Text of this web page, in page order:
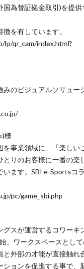
国為替証拠金取引)を提
を有しています。
qr_cam/index.html?
みのビジュアルソリュー
様
事業領域に、「楽しい
とりのお客様に一番の楽
います。SBI e-Sportsコ
pc/game_sbi.php
グスが運営するコワーキ
。ワークスペースとし
と外部の才能が直接触れ
ションを促進する事で、